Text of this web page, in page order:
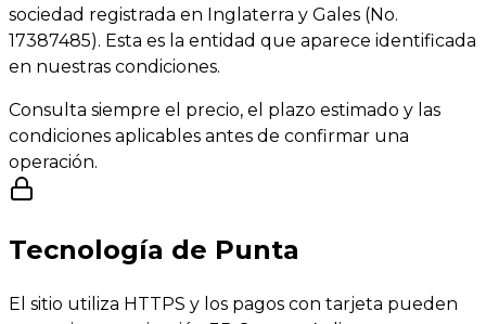
sociedad registrada en Inglaterra y Gales (No.
17387485). Esta es la entidad que aparece identificada
en nuestras condiciones.
Consulta siempre el precio, el plazo estimado y las
condiciones aplicables antes de confirmar una
operación.
Tecnología de Punta
El sitio utiliza HTTPS y los pagos con tarjeta pueden